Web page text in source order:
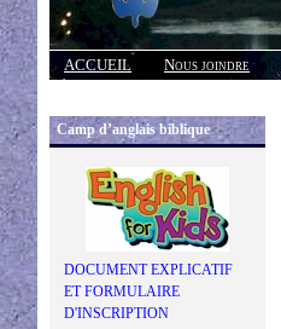
ACCUEIL Nous joindre
Réponses
Camp d’anglais biblique
DOCUMENT EXPLICATIF
ET FORMULAIRE
D'INSCRIPTION